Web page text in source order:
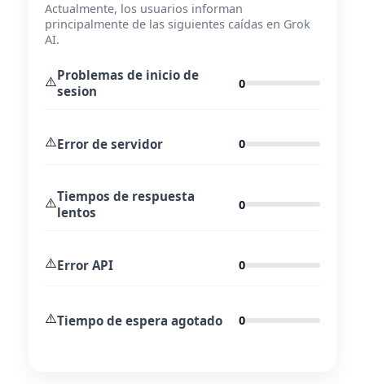
Actualmente, los usuarios informan
principalmente de las siguientes caídas en Grok
AI.
⚠️Problemas de inicio de
sesion
0
⚠️Error de servidor 0
⚠️Tiempos de respuesta
lentos
0
⚠️Error API 0
⚠️Tiempo de espera agotado 0